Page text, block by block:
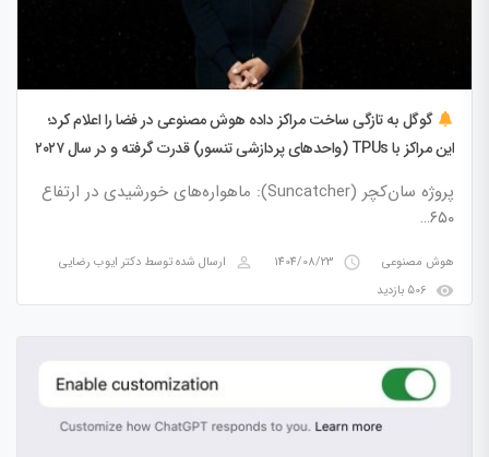
گوگل به تازگی ساخت مراکز داده هوش مصنوعی در فضا را اعلام کرد؛
این مراکز با TPUs (واحدهای پردازشی تنسور) قدرت گرفته و در سال ۲۰۲۷
پروژه سان‌کچر (Suncatcher): ماهواره‌های خورشیدی در ارتفاع
۶۵۰…
هوش مصنوعی access_time
1404/08/23
perm_identity ارسال شده توسط دکتر ایوب رضایی
visibility